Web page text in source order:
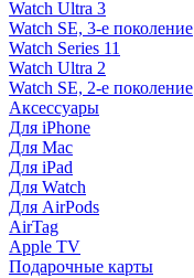
Watch Ultra 3
Watch SE, 3-е поколение
Watch Series 11
Watch Ultra 2
Watch SE, 2-е поколение
Аксессуары
Для iPhone
Для Mac
Для iPad
Для Watch
Для AirPods
AirTag
Apple TV
Подарочные карты